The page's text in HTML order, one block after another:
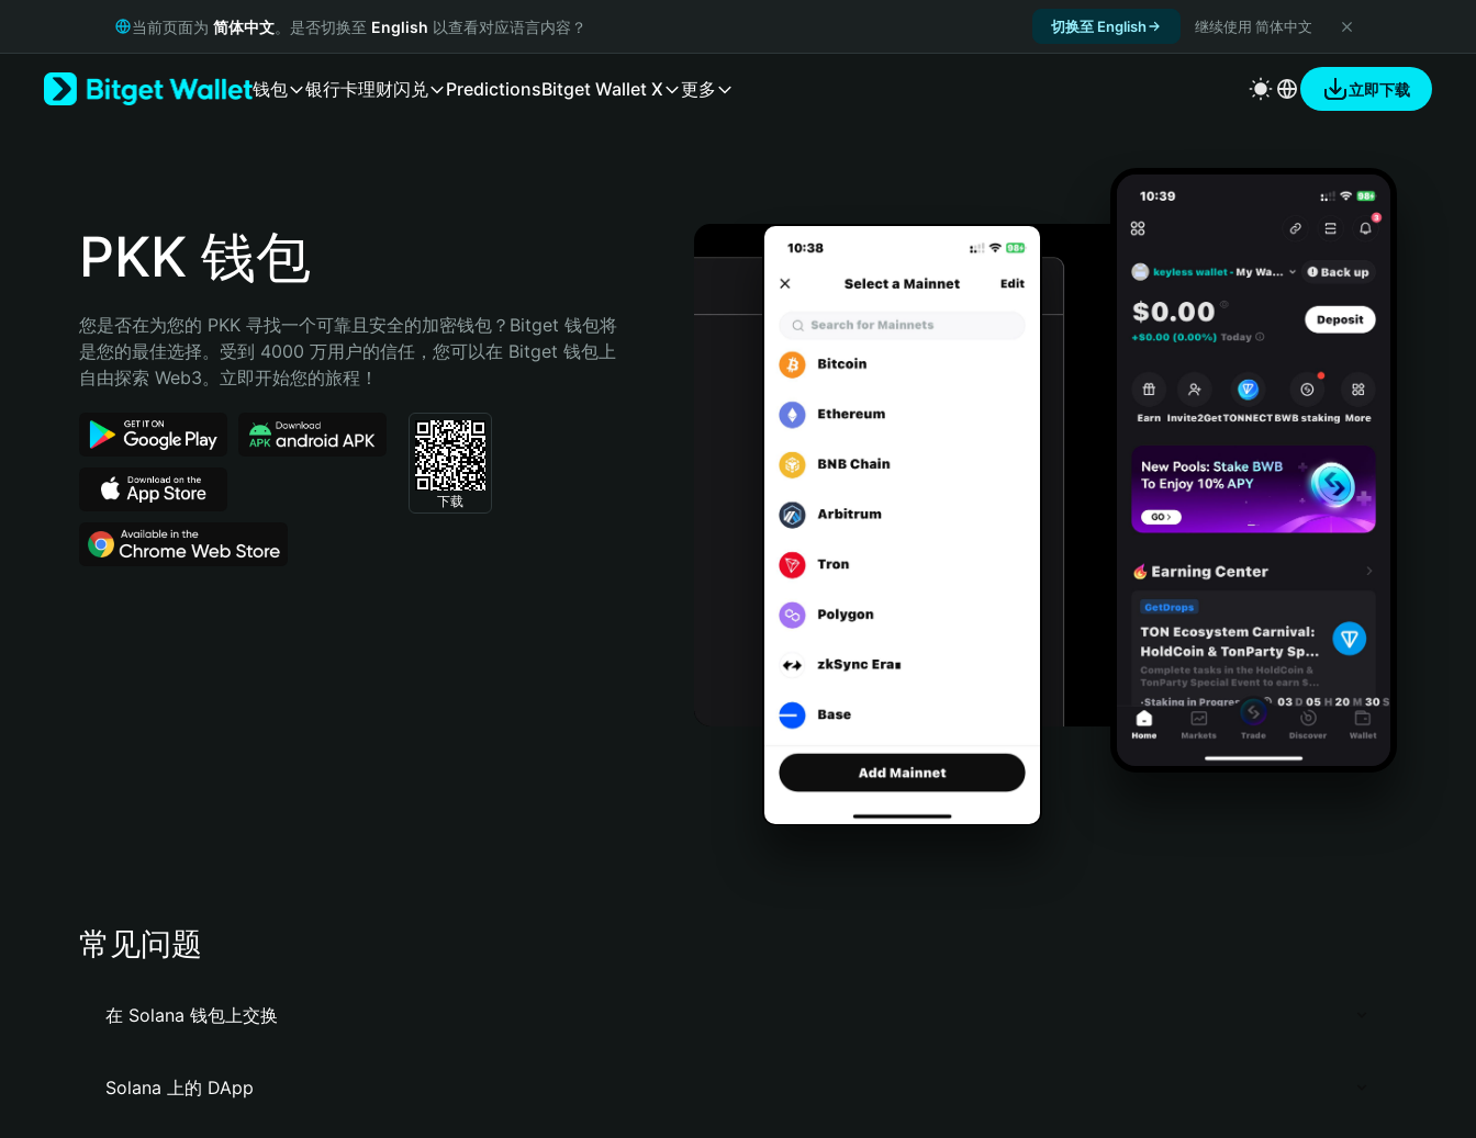
Русский
Bahasa Indonesia
Español (Argentina)
当前页面为 简体中文。是否切换至 English 以查看对应语言内容？ 切换至 English 继续使用 简体中文
钱包 银行卡理财闪兑 PredictionsBitget Wallet X 更多 立即下载
PKK 钱包
您是否在为您的 PKK 寻找一个可靠且安全的加密钱包？Bitget 钱包将
是您的最佳选择。受到 4000 万用户的信任，您可以在 Bitget 钱包上
自由探索 Web3。立即开始您的旅程！
下载
常见问题
在 Solana 钱包上交换
Solana 上的 DApp